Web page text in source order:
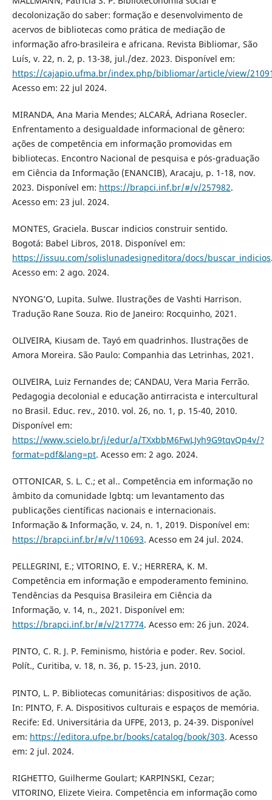
decolonização do saber: formação e desenvolvimento de
acervos de bibliotecas como prática de mediação de
informação afro-brasileira e africana. Revista Bibliomar, São
Luís, v. 22, n. 2, p. 13-38, jul./dez. 2023. Disponível em:
https://cajapio.ufma.br/index.php/bibliomar/article/view/
Acesso em: 22 jul 2024.
MIRANDA, Ana Maria Mendes; ALCARÁ, Adriana Rosecler.
Enfrentamento a desigualdade informacional de gênero:
ações de competência em informação promovidas em
bibliotecas. Encontro Nacional de pesquisa e pós-graduação
em Ciência da Informação (ENANCIB), Aracaju, p. 1-18, nov.
2023. Disponível em: https://brapci.inf.br/#/v/257982.
Acesso em: 23 jul. 2024.
MONTES, Graciela. Buscar indicios construir sentido.
Bogotá: Babel Libros, 2018. Disponível em:
https://issuu.com/solislunadesigneditora/docs/buscar_indicios
Acesso em: 2 ago. 2024.
NYONG’O, Lupita. Sulwe. Ilustrações de Vashti Harrison.
Tradução Rane Souza. Rio de Janeiro: Rocquinho, 2021.
OLIVEIRA, Kiusam de. Tayó em quadrinhos. Ilustrações de
Amora Moreira. São Paulo: Companhia das Letrinhas, 2021.
OLIVEIRA, Luiz Fernandes de; CANDAU, Vera Maria Ferrão.
Pedagogia decolonial e educação antirracista e intercultural
no Brasil. Educ. rev., 2010. vol. 26, no. 1, p. 15-40, 2010.
Disponível em:
https://www.scielo.br/j/edur/a/TXxbbM6FwLJyh9G9tqvQp4v/?
format=pdf&lang=pt. Acesso em: 2 ago. 2024.
OTTONICAR, S. L. C.; et al.. Competência em informação no
âmbito da comunidade lgbtq: um levantamento das
publicações científicas nacionais e internacionais.
Informação & Informação, v. 24, n. 1, 2019. Disponível em:
https://brapci.inf.br/#/v/110693. Acesso em 24 jul. 2024.
PELLEGRINI, E.; VITORINO, E. V.; HERRERA, K. M.
Competência em informação e empoderamento feminino.
Tendências da Pesquisa Brasileira em Ciência da
Informação, v. 14, n., 2021. Disponível em:
https://brapci.inf.br/#/v/217774. Acesso em: 26 jun. 2024.
PINTO, C. R. J. P. Feminismo, história e poder. Rev. Sociol.
Polít., Curitiba, v. 18, n. 36, p. 15-23, jun. 2010.
PINTO, L. P. Bibliotecas comunitárias: dispositivos de ação.
In: PINTO, F. A. Dispositivos culturais e espaços de memória.
Recife: Ed. Universitária da UFPE, 2013, p. 24-39. Disponível
em: https://editora.ufpe.br/books/catalog/book/303. Acesso
em: 2 jul. 2024.
RIGHETTO, Guilherme Goulart; KARPINSKI, Cezar;
VITORINO, Elizete Vieira. Competência em informação como